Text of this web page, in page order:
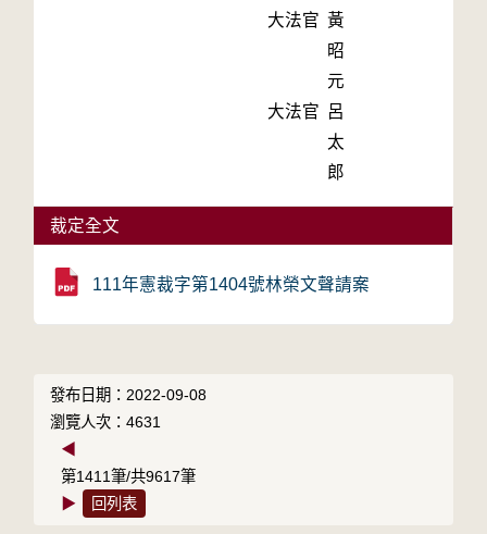
大法官 黃
昭
元
大法官 呂
太
郎
裁定全文
111年憲裁字第1404號林榮文聲請案
發布日期：2022-09-08
瀏覽人次：4631
◀
第1411筆/共9617筆
▶
回列表